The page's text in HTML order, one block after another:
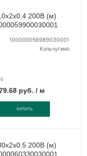
200В (м)
100000059989030001
Кольчугино
руб. / м
КУПИТЬ
200В (м)